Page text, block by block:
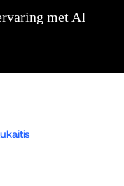
met AI